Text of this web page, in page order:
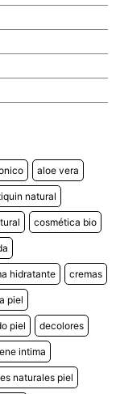
aloe vera
natural
cosmética bio
hidratante cremas
piel
piel decolores
intima
naturales piel